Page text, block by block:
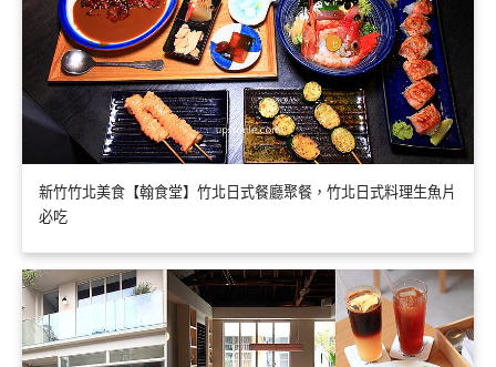
新竹竹北美食【翰食堂】竹北日式餐廳聚餐，竹北日式料理生魚片
必吃